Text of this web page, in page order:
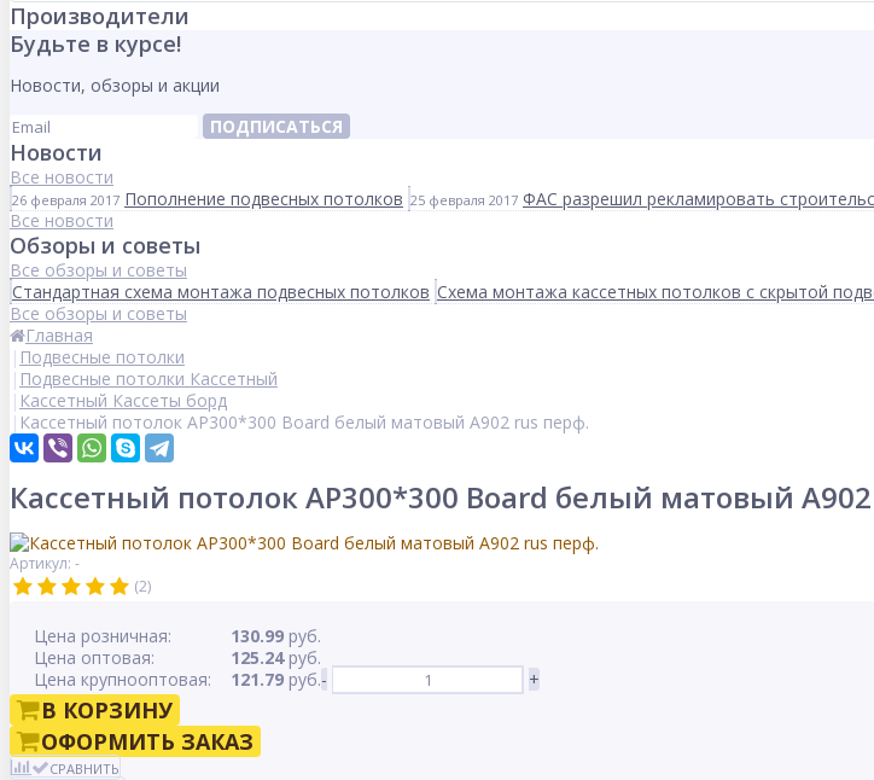
Производители
Будьте в курсе!
Новости, обзоры и акции
ПОДПИСАТЬСЯ
Новости
Все новости
26 февраля 2017 Пополнение подвесных потолков 25 февраля 2017 ФАС разрешил рекламировать
Все новости
Обзоры и советы
Все обзоры и советы
Стандартная схема монтажа подвесных потолков Схема монтажа кассетных потолков с скрытой
Все обзоры и советы
Главная
Подвесные потолки
Подвесные потолки Кассетный
Кассетный Кассеты борд
Кассетный потолок AP300*300 Board белый матовый А902 rus перф.
Кассетный потолок AP300*300 Board белый матовый
Артикул: -
(2)
Цена розничная: 130.99 руб.
Цена оптовая:
125.24руб.
Цена крупнооптовая:
121.79 руб.- +
В КОРЗИНУ
ОФОРМИТЬ ЗАКАЗ
СРАВНИТЬ